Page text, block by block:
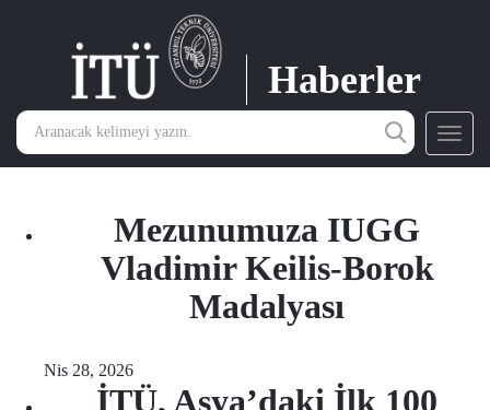
Haberler
Mezunumuza IUGG
Vladimir Keilis-Borok
Madalyası
Nis 28, 2026
İTÜ, Asya’daki İlk 100